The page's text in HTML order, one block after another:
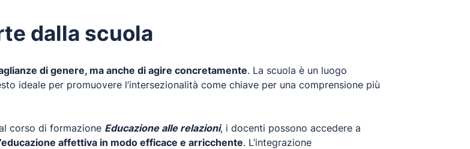
dalla scuola
di genere, ma anche di agire concretamente. La scuola è un luogo
ideale per promuovere l’intersezionalità come chiave per una comprensione più
corso di formazione Educazione alle relazioni, i docenti possono accedere a
affettiva in modo efficace e arricchente. L’integrazione